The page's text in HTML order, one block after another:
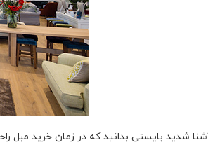
شدید بایستی بدانید که در زمان خرید مبل